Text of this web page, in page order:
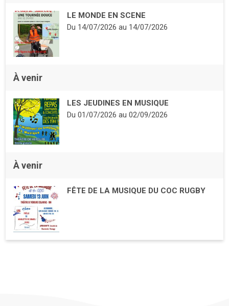
LE MONDE EN SCENE
Du 14/07/2026au 14/07/2026
À venir
LES JEUDINES EN MUSIQUE
Du 01/07/2026au 02/09/2026
À venir
FÊTE DE LA MUSIQUE DU COC RUGBY